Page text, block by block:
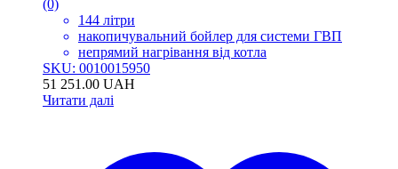
(0)
144 літри
накопичувальний бойлер для системи ГВП
непрямий нагрівання від котла
SKU: 0010015950
51 251.00 UAH
Читати далі